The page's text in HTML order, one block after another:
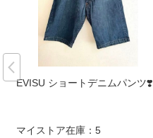
EVISU ショートデニムパンツ❣️
マイストア在庫： 5